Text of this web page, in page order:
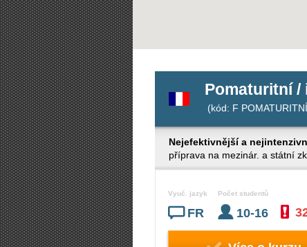
Pomaturitní
(kód: F
Nejefektivnější a
příprava na mezinár. a státní
Vyuč. jazyk
FR
Počet studentů
10-16